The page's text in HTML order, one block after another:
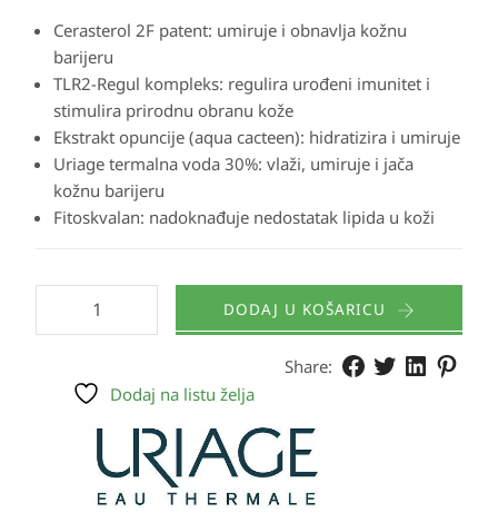
Cerasterol 2F patent: umiruje i obnavlja kožnu
barijeru
TLR2-Regul kompleks: regulira urođeni imunitet i
stimulira prirodnu obranu kože
Ekstrakt opuncije (aqua cacteen): hidratizira i umiruje
Uriage termalna voda 30%: vlaži, umiruje i jača
kožnu barijeru
Fitoskvalan: nadoknađuje nedostatak lipida u koži
DODAJ U KOŠARICU
Share:
Dodaj na listu želja